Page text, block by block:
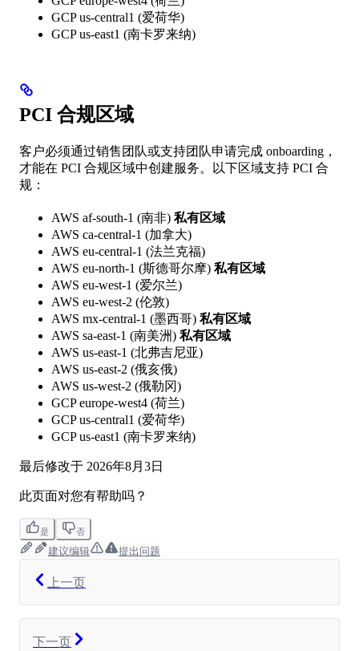
GCP us-central1 (爱荷华)
GCP us-east1 (南卡罗来纳)
PCI 合规区域
客户必须通过销售团队或支持团队申请完成 onboarding，
才能在 PCI 合规区域中创建服务。以下区域支持 PCI 合
规：
AWS af-south-1 (南非) 私有区域
AWS ca-central-1 (加拿大)
AWS eu-central-1 (法兰克福)
AWS eu-north-1 (斯德哥尔摩) 私有区域
AWS eu-west-1 (爱尔兰)
AWS eu-west-2 (伦敦)
AWS mx-central-1 (墨西哥) 私有区域
AWS sa-east-1 (南美洲) 私有区域
AWS us-east-1 (北弗吉尼亚)
AWS us-east-2 (俄亥俄)
AWS us-west-2 (俄勒冈)
GCP europe-west4 (荷兰)
GCP us-central1 (爱荷华)
GCP us-east1 (南卡罗来纳)
最后修改于 2026年8月3日
此页面对您有帮助吗？
是 否
建议编辑 提出问题
上一页
下一页